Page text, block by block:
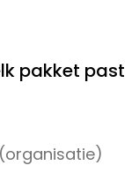
pakket past